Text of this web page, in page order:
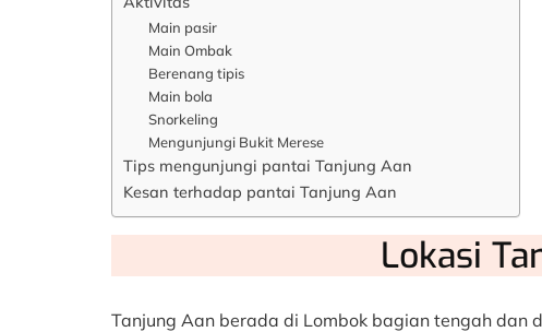
Main pasir
Main Ombak
Berenang tipis
Main bola
Snorkeling
Mengunjungi Bukit Merese
Tips mengunjungi pantai Tanjung Aan
Kesan terhadap pantai Tanjung Aan
Lokasi
Tanjung Aan berada di Lombok bagian tengah dan